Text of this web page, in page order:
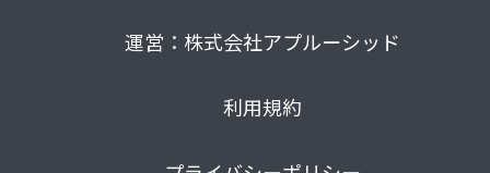
運営：株式会社アプルーシッド
利用規約